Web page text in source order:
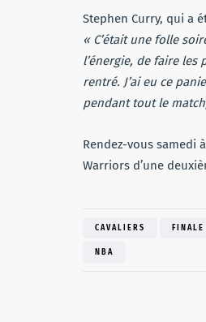
Stephen Curry, qui a
« C’était une folle
l’énergie, de faire
rentré. J’ai eu ce
pendant tout le
Rendez-vous samedi
Warriors d’une
CAVALIERS FINALE
NBA